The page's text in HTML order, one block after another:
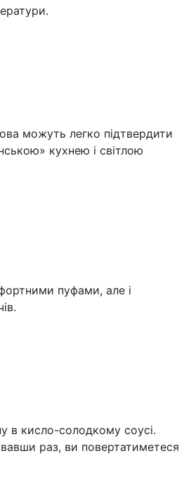
можуть легко підтвердити
кухнею і світлою
пуфами, але і
в кисло-солодкому соусі.
раз, ви повертатиметеся